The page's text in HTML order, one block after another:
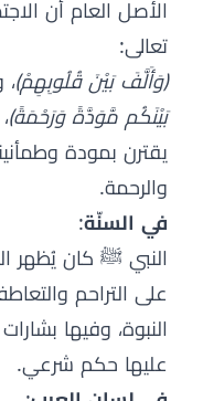
الأصل العام أن
تعالى:
﴿وَأَلَّفَ بَيْنَ قُلُوبِهِمْ﴾
بَيْنَكُم مَّوَدَّةً وَرَحْمَةً﴾
يقترن بمودة
والرحمة.
في السنّة:
النبي ﷺ كان يُظهر
على التراحم
النبوة، وفيها
عليها حكم شرعي.